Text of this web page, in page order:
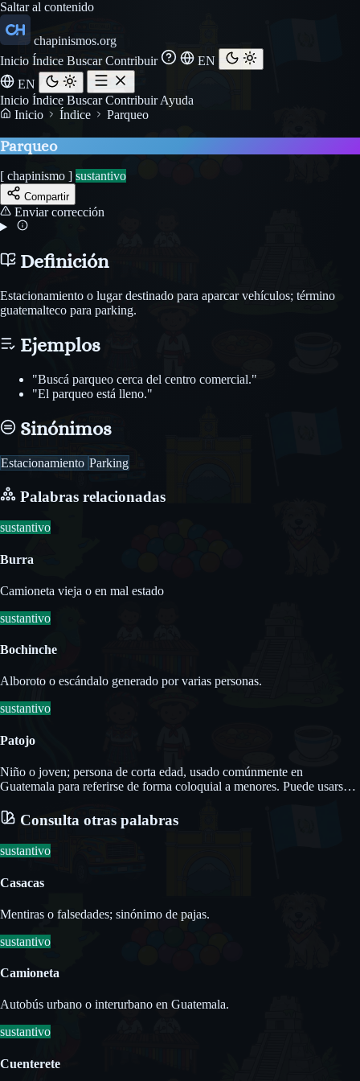
Saltar al contenido
chapinismos.org
Inicio Índice BuscarContribuir
EN
EN
Inicio Índice BuscarContribuirAyuda
Inicio
Índice Parqueo
Parqueo
[ chapinismo ] sustantivo
Compartir
Enviar corrección
Definición
Estacionamiento o lugar destinado para aparcar vehículos; término
guatemalteco para parking.
Ejemplos
"Buscá parqueo cerca del centro comercial."
"El parqueo está lleno."
Sinónimos
Estacionamiento Parking
Palabras relacionadas
sustantivo
Burra
Camioneta vieja o en mal estado
sustantivo
Bochinche
Alboroto o escándalo generado por varias personas.
sustantivo
Patojo
Niño o joven; persona de corta edad, usado comúnmente en
Guatemala para referirse de forma coloquial a menores. Puede usarse
Consulta otras palabras
sustantivo
Casacas
Mentiras o falsedades; sinónimo de pajas.
sustantivo
Camioneta
Autobús urbano o interurbano en Guatemala.
sustantivo
Cuenterete